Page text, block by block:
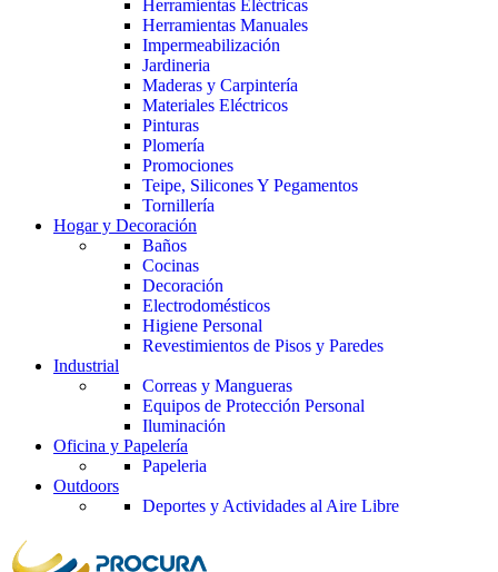
Herramientas Eléctricas
Herramientas Manuales
Impermeabilización
Jardineria
Maderas y Carpintería
Materiales Eléctricos
Pinturas
Plomería
Promociones
Teipe, Silicones Y Pegamentos
Tornillería
Hogar y Decoración
Baños
Cocinas
Decoración
Electrodomésticos
Higiene Personal
Revestimientos de Pisos y Paredes
Industrial
Correas y Mangueras
Equipos de Protección Personal
Iluminación
Oficina y Papelería
Papeleria
Outdoors
Deportes y Actividades al Aire Libre